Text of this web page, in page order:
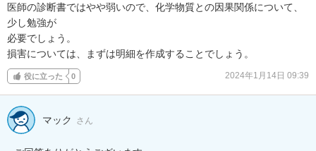
医師の診断書ではやや弱いので、化学物質との因果関係について、
少し勉強が
必要でしょう。
損害については、まずは明細を作成することでしょう。
役に立った 0 2024年1月14日 09:39
マック さん